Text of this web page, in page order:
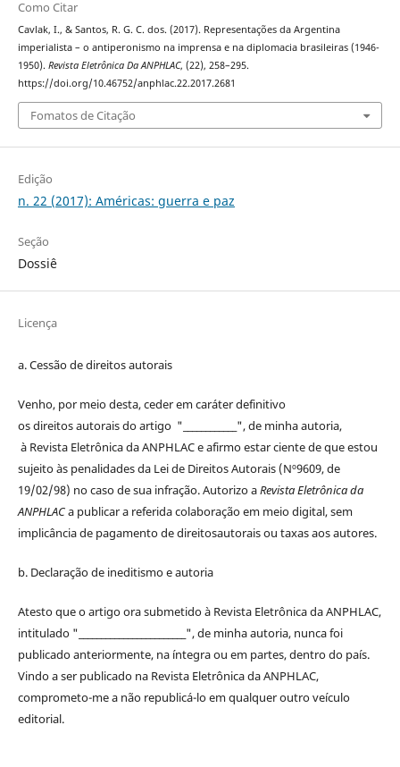
Como Citar
Cavlak, I., & Santos, R. G. C. dos. (2017). Representações da Argentina
imperialista – o antiperonismo na imprensa e na diplomacia brasileiras (1946-
1950). Revista Eletrônica Da ANPHLAC, (22), 258–295.
https://doi.org/10.46752/anphlac.22.2017.2681
Fomatos de Citação
Edição
n. 22 (2017): Américas: guerra e paz
Seção
Dossiê
Licença
a. Cessão dedireitosautorais
Venho, por meio desta, ceder em caráter definitivo
osdireitosautoraisdo artigo "____________", de minha autoria,
à Revista Eletrônica da ANPHLACe afirmo estar ciente de que estou
sujeito às penalidades da Lei de DireitosAutorais(Nº9609, de
19/02/98) no caso de sua infração. Autorizo aRevista Eletrônica da
ANPHLACa publicar a referida colaboração em meio digital, sem
implicância de pagamento dedireitosautoraisou taxas aos autores.
b. Declaração de ineditismo e autoria
Atesto que o artigo ora submetido à Revista Eletrônica da ANPHLAC,
intitulado "________________________", de minha autoria, nunca foi
publicado anteriormente, na íntegra ou em partes, dentrodo país.
Vindo a ser publicado na Revista Eletrônica da ANPHLAC,
comprometo-me a não republicá-lo em qualquer outro veículo
editorial.